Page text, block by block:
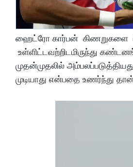
ஹைட்ரோ கார்பன் கிணறுகளை
உள்ளிட்டவற்றிடமிருந்து
முதன்முதலில்
முடியாது என்பதை உணர்ந்து